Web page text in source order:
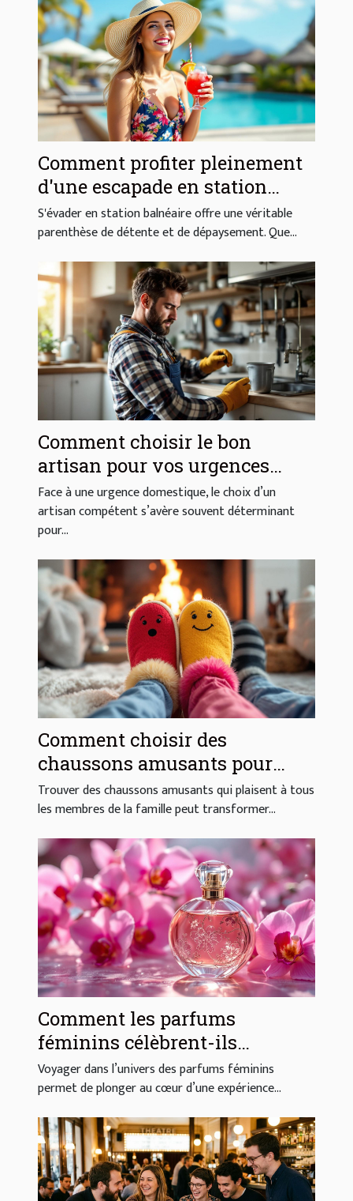
Comment profiter pleinement
d'une escapade en station
balnéaire ?
S'évader en station balnéaire offre une véritable
parenthèse de détente et de dépaysement. Que...
Comment choisir le bon
artisan pour vos urgences
domestiques ?
Face à une urgence domestique, le choix d’un
artisan compétent s’avère souvent déterminant
pour...
Comment choisir des
chaussons amusants pour
toute la famille ?
Trouver des chaussons amusants qui plaisent à tous
les membres de la famille peut transformer...
Comment les parfums
féminins célèbrent-ils
l'élégance et la sensualité ?
Voyager dans l’univers des parfums féminins
permet de plonger au cœur d’une expérience...